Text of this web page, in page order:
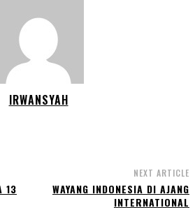
IRWANSYAH
13
NEXT ARTICLE
WAYANG INDONESIA DI AJANG
INTERNATIONAL